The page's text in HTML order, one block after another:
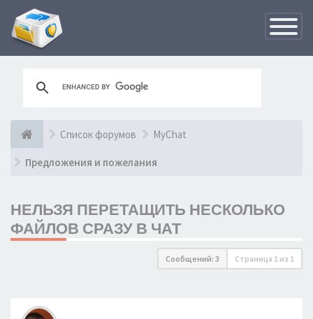
Список форумов MyChat
Предложения и пожелания
НЕЛЬЗЯ ПЕРЕТАЩИТЬ НЕСКОЛЬКО
ФАЙЛОВ СРАЗУ В ЧАТ
Сообщений: 3 Страница 1 из 1